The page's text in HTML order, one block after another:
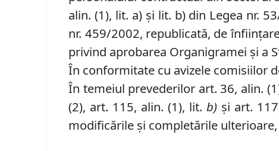
alin. (1), lit. a) şi lit. b) din Legea nr.
nr. 459/2002, republicată, de
privind aprobarea Organigramei şi a
În conformitate cu avizele comisiilor
În temeiul prevederilor art. 36, alin.
(2), art. 115, alin. (1), lit. b) şi art.
modificările şi completările ulterioare,